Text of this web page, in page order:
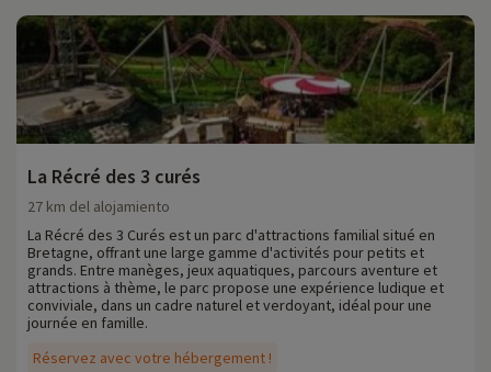
La Récré des 3 curés
Réservez avec votre hébergement !
27 km del alojamiento
La Récré des 3 Curés est un parc d'attractions familial situé en
Bretagne, offrant une large gamme d'activités pour petits et
grands. Entre manèges, jeux aquatiques, parcours aventure et
attractions à thème, le parc propose une expérience ludique et
conviviale, dans un cadre naturel et verdoyant, idéal pour une
journée en famille.